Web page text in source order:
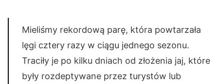
Mieliśmy rekordową parę, która powtarzała
lęgi cztery razy w ciągu jednego sezonu.
Traciły je po kilku dniach od złożenia jaj, które
były rozdeptywane przez turystów lub